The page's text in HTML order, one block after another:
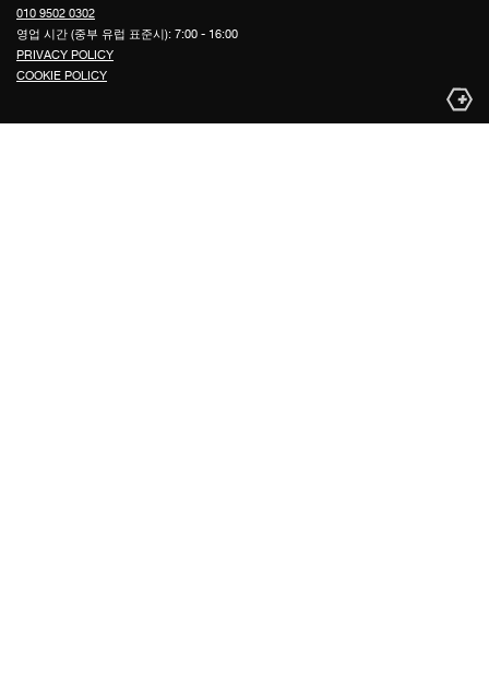
010 9502 0302
영업 시간 (중부 유럽 표준시): 7:00 - 16:00
PRIVACY POLICY
COOKIE POLICY